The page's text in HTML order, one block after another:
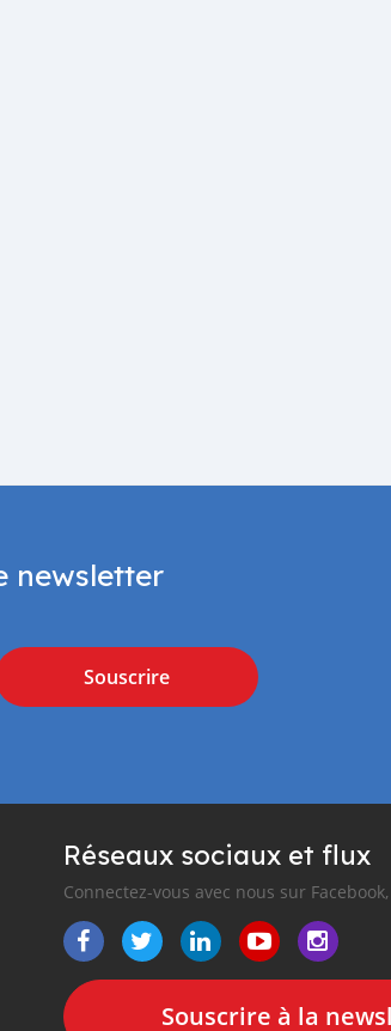
newsletter
Souscrire
Réseaux sociaux et flux
Connectez-vous avec nous sur
Souscrire à la